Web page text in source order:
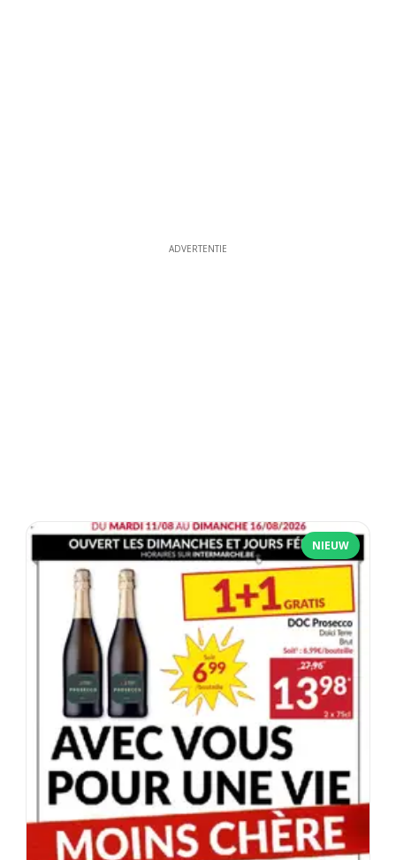
ADVERTENTIE
NIEUW